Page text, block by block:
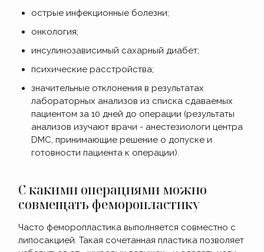
острые инфекционные болезни;
онкология;
инсулинозависимый сахарный диабет;
психические расстройства;
значительные отклонения в результатах
лабораторных анализов из списка сдаваемых
пациентом за 10 дней до операции (результаты
анализов изучают врачи - анестезиологи центра
DMC, принимающие решение о допуске и
готовности пациента к операции).
С какими операциями можно
совмещать феморопластику
Часто феморопластика выполняется совместно с
липосакцией. Такая сочетанная пластика позволяет